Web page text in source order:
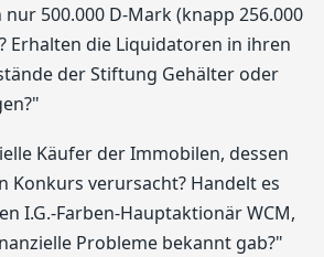
500.000 D-Mark (knapp 256.000
Erhalten die Liquidatoren in ihren
der Stiftung Gehälter oder
Käufer der Immobilen, dessen
Konkurs verursacht? Handelt es
I.G.-Farben-Hauptaktionär WCM,
Probleme bekannt gab?"